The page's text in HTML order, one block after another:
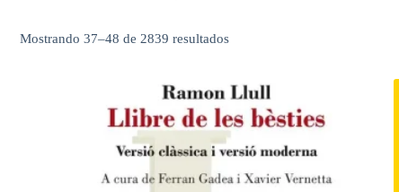
Mostrando 37–48 de 2839 resultados